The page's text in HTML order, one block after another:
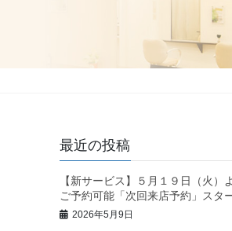
最近の投稿
【新サービス】５月１９日（火）
ご予約可能「次回来店予約」スタ
2026年5月9日